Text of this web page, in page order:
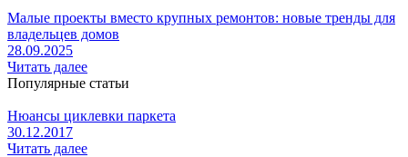
Малые проекты вместо крупных ремонтов: новые тренды для
владельцев домов
28.09.2025
Читать далее
Популярные статьи
Нюансы циклевки паркета
30.12.2017
Читать далее